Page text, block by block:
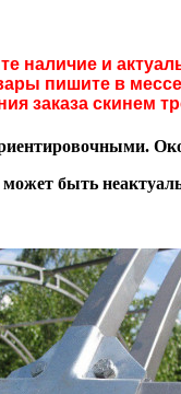
наличие и
пишите в
заказа скинем
быть